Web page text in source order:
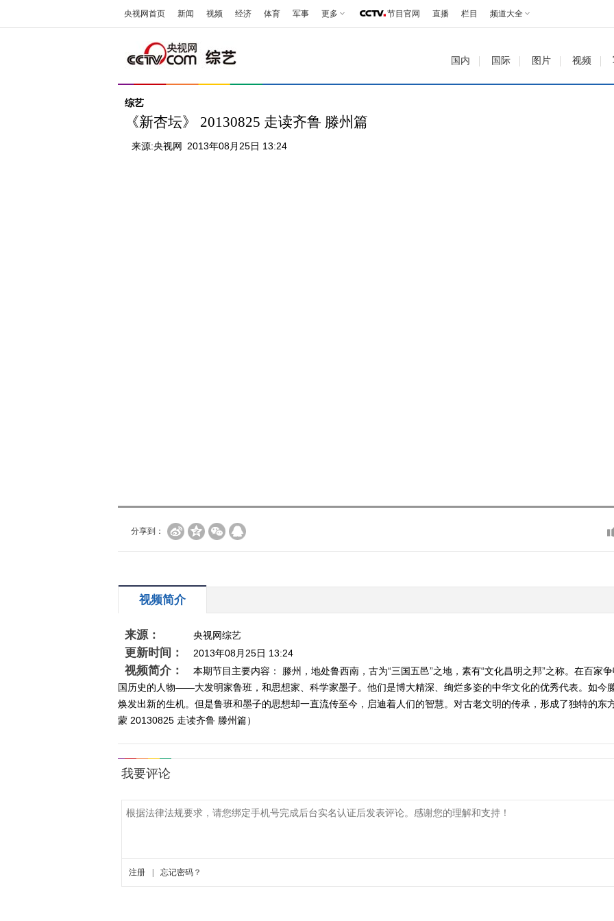
央视网首页 新闻 视频 经济 体育 军事 更多 节目官网 直播 栏目 频道大全
国内 国际 图片 视频
综艺
《新杏坛》 20130825 走读齐鲁 滕州篇
来源:央视网 2013年08月25日 13:24
分享到：
视频简介
来源： 央视网综艺
更新时间： 2013年08月25日 13:24
视频简介：
本期节目主要内容： 滕州，地处鲁西南，古为“三国五邑”之地，素有“文化昌明之邦”之称。在百家
国历史的人物——大发明家鲁班，和思想家、科学家墨子。他们是博大精深、绚烂多姿的中华文化的优秀代表。如今
焕发出新的生机。但是鲁班和墨子的思想却一直流传至今，启迪着人们的智慧。对古老文明的传承，形成了独特的东
蒙 20130825 走读齐鲁 滕州篇）